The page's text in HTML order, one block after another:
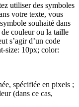
utiliser des symboles
votre texte, vous
souhaité dans
couleur ou la taille
s’agir d’un code
size: 10px; color:
spécifiée en pixels ;
(dans ce cas,